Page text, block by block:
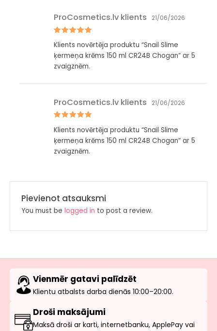
ar5no 5
ProCosmetics.lv klients 21/06/2026
Klients novērtēja produktu “Snail Slime
ķermeņa krēms 150 ml CR24B Chogan” ar 5
zvaigznēm.
ar5no 5
ProCosmetics.lv klients 21/06/2026
Klients novērtēja produktu “Snail Slime
ķermeņa krēms 150 ml CR24B Chogan” ar 5
zvaigznēm.
Pievienot atsauksmi
You must be logged in to post a review.
Vienmēr gatavi palīdzēt
Klientu atbalsts darba dienās 10:00–20:00.
Droši maksājumi
Maksā droši ar karti, internetbanku, ApplePay vai